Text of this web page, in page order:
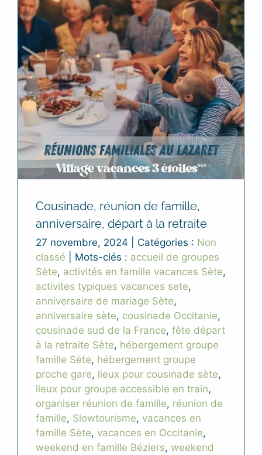
Cousinade, réunion de famille,
anniversaire, départ à la retraite
27 novembre, 2024 Catégories : Non
classé
Mots-clés : accueil de groupes
Sète, activités en famille vacances Sète,
activites typiques vacances sete,
anniversaire de mariage Sète,
anniversaire sète, cousinade Occitanie,
cousinade sud de la France, fête départ
à la retraite Sète, hébergement groupe
famille Sète, hébergement groupe
proche gare, lieux pour cousinade sète,
lieux pour groupe accessible en train,
organiser réunion de famille, réunion de
famille, Slowtourisme, vacances en
famille Sète, vacances en Occitanie,
weekend en famille Béziers, weekend